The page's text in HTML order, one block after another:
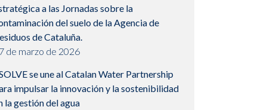
a las Jornadas sobre la
del suelo de la Agencia de
de Cataluña.
de marzo de 2026
se une al Catalan Water Partnership
impulsar la innovación y la sostenibilidad
la gestión del agua